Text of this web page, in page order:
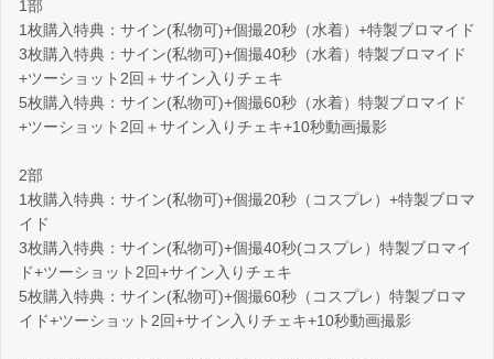
1部
1枚購入特典：サイン(私物可)+個撮20秒（水着）+特製ブロマイド
3枚購入特典：サイン(私物可)+個撮40秒（水着）特製ブロマイド
+ツーショット2回＋サイン入りチェキ
5枚購入特典：サイン(私物可)+個撮60秒（水着）特製ブロマイド
+ツーショット2回＋サイン入りチェキ+10秒動画撮影
2部
1枚購入特典：サイン(私物可)+個撮20秒（コスプレ）+特製ブロマ
イド
3枚購入特典：サイン(私物可)+個撮40秒(コスプレ）特製ブロマイ
ド+ツーショット2回+サイン入りチェキ
5枚購入特典：サイン(私物可)+個撮60秒（コスプレ）特製ブロマ
イド+ツーショット2回+サイン入りチェキ+10秒動画撮影